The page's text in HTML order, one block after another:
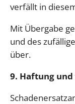
verfällt in
Mit Übergabe
und des
über.
9. Haftung